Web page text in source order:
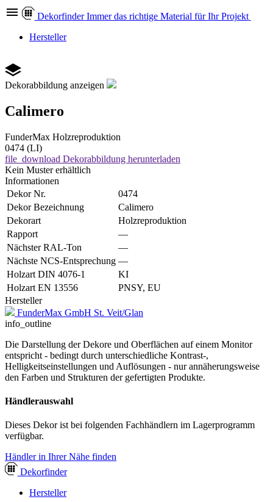
Dekorfinder Immer das richtige Material für Ihr Projekt
Hersteller
Dekorabbildung anzeigen
Calimero
FunderMax Holzreproduktion
0474 (LI)
file_download Dekorabbildung herunterladen
Kein Muster erhältlich
Informationen
Dekor Nr.
0474
Dekor Bezeichnung
Calimero
Dekorart
Holzreproduktion
Rapport
—
Nächster RAL-Ton
—
Nächste NCS-Entsprechung —
Holzart DIN 4076-1
KI
Holzart EN 13556
PNSY, EU
Hersteller
FunderMax GmbH St. Veit/Glan
info_outline
Die Darstellung der Dekore und Oberflächen auf einem Monitor
entspricht - bedingt durch unterschiedliche Kontrast-,
Helligkeitseinstellungen und Auflösungen - nur annäherungsweise
den Farben und Strukturen der gefertigten Produkte.
Händlerauswahl
Dieses Dekor ist bei folgenden Fachhändlern im Lagerprogramm
verfügbar.
Händler in Ihrer Nähe finden
Dekorfinder
Hersteller